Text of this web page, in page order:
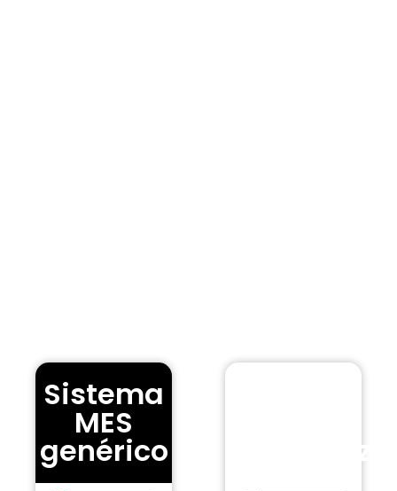
Sistema
MES
genérico